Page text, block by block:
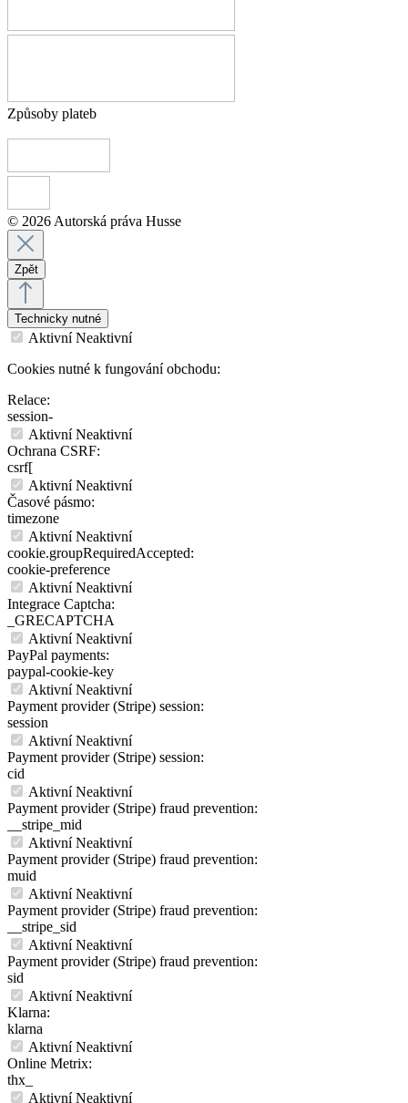
Způsoby plateb
© 2026 Autorská práva Husse
Zpět
Technicky nutné
Aktivní Neaktivní
Cookies nutné k fungování obchodu:
Relace:
session-
Aktivní Neaktivní
Ochrana CSRF:
csrf[
Aktivní Neaktivní
Časové pásmo:
timezone
Aktivní Neaktivní
cookie.groupRequiredAccepted:
cookie-preference
Aktivní Neaktivní
Integrace Captcha:
_GRECAPTCHA
Aktivní Neaktivní
PayPal payments:
paypal-cookie-key
Aktivní Neaktivní
Payment provider (Stripe) session:
session
Aktivní Neaktivní
Payment provider (Stripe) session:
cid
Aktivní Neaktivní
Payment provider (Stripe) fraud prevention:
__stripe_mid
Aktivní Neaktivní
Payment provider (Stripe) fraud prevention:
muid
Aktivní Neaktivní
Payment provider (Stripe) fraud prevention:
__stripe_sid
Aktivní Neaktivní
Payment provider (Stripe) fraud prevention:
sid
Aktivní Neaktivní
Klarna:
klarna
Aktivní Neaktivní
Online Metrix:
thx_
Aktivní Neaktivní